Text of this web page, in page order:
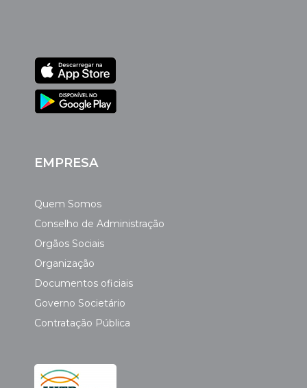
EMPRESA
Quem Somos
Conselho de Administração
Orgãos Sociais
Organização
Documentos oficiais
Governo Societário
Contratação Pública